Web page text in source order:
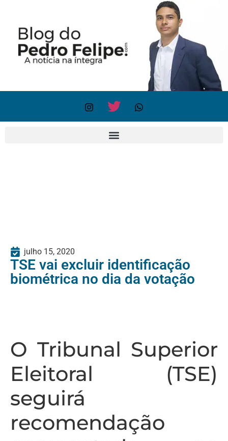
julho 15, 2020
TSE vai excluir identificação
biométrica no dia da votação
O Tribunal Superior
Eleitoral (TSE)
seguirá
recomendação